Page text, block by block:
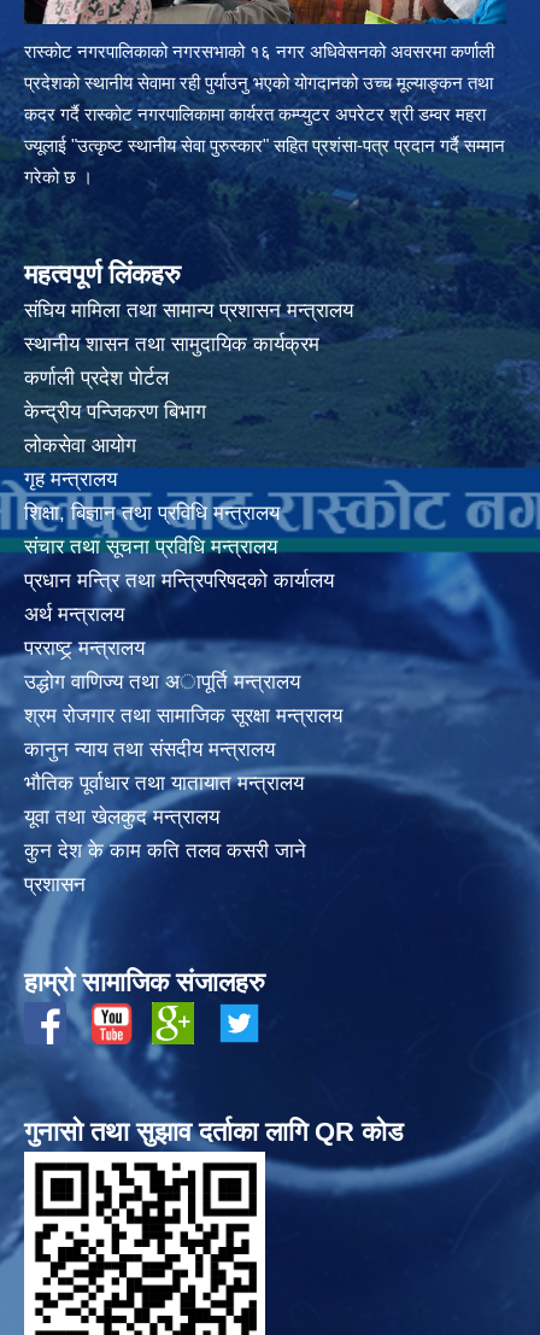
रास्कोट नगरपालिकाको नगरसभाको १६ नगर अधिवेसनको अवसरमा कर्णाली
प्रदेशको स्थानीय सेवामा रही पुर्याउनु भएको योगदानको उच्च मूल्याङ्कन तथा
कदर गर्दै रास्कोट नगरपालिकामा कार्यरत कम्प्युटर अपरेटर श्री डम्वर महरा
ज्यूलाई "उत्कृष्ट स्थानीय सेवा पुरुस्कार" सहित प्रशंसा-पत्र प्रदान गर्दै सम्मान
गरेको छ ।
महत्वपूर्ण लिंकहरु
संघिय मामिला तथा सामान्य प्रशासन मन्त्रालय
स्थानीय शासन तथा सामुदायिक कार्यक्रम
कर्णाली प्रदेश पोर्टल
केन्द्रीय पन्जिकरण बिभाग
लोकसेवा आयोग
गृह मन्त्रालय
शिक्षा, बिज्ञान तथा प्रविधि मन्त्रालय
संचार तथा सूचना प्रविधि मन्त्रालय
प्रधान मन्त्रि तथा मन्त्रिपरिषदको कार्यालय
अर्थ मन्त्रालय
परराष्ट्र् मन्त्रालय
उद्धोग वाणिज्य तथा अापूर्ति मन्त्रालय
श्रम रोजगार तथा सामाजिक सूरक्षा मन्त्रालय
कानुन न्याय तथा संसदीय मन्त्रालय
भाैतिक पूर्वाधार तथा यातायात मन्त्रालय
यूवा तथा खेलकुद मन्त्रालय
कुन देश के काम कति तलव कसरी जाने
प्रशासन
हाम्रो सामाजिक संजालहरु
गुनासो तथा सुझाव दर्ताका लागि QR कोड